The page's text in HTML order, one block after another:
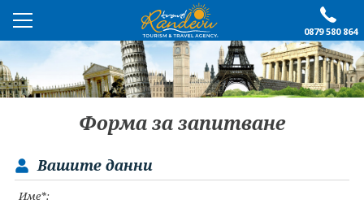
0879 580 864
ПРЕПОРЪЧАНО
ЕКСКУРЗИИ
ПОЧИВКИ
ОЩЕ
Форма за запитване
Вашите данни
Име*: